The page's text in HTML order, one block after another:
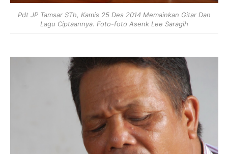
Pdt JP Tamsar STh, Kamis 25 Des 2014 Memainkan Gitar Dan
Lagu Ciptaannya. Foto-foto Asenk Lee Saragih